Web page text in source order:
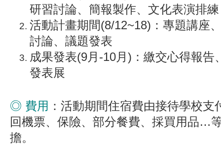
研習討論、簡報製作、文化表演排練
活動計畫期間(8/12~18)：專題講座
討論、議題發表
成果發表(9月-10月)：繳交心得報告
發表展
◎ 費用 ：活動期間住宿費由接待學校支
回機票、保險、部分餐費、採買用品…
擔。